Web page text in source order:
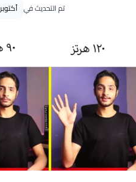
تم التحديث في أكتوبر 2, 2025